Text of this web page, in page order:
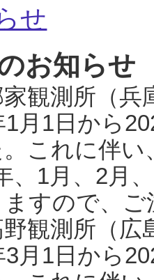
せ
お知らせ
観測所（
1月1日から
これに伴い
、1月、2月
すので、
観測所（
3月1日から